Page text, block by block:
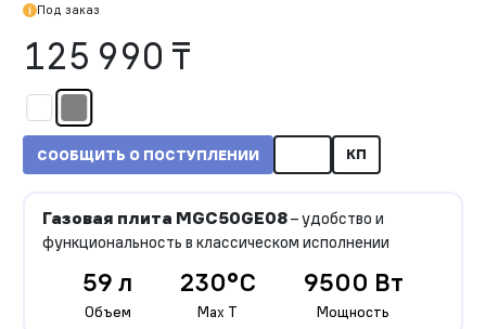
Под заказ
125 990 ₸
СООБЩИТЬ О ПОСТУПЛЕНИИ КП
Газовая плита MGC50GE08– удобство и
функциональность в классическом исполнении
59 л
Объем
230°C
Max T
9500 Вт
Мощность